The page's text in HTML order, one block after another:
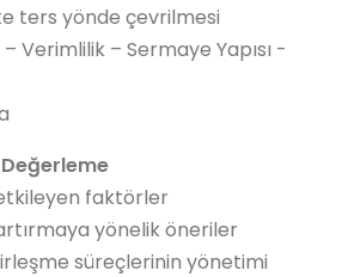
ters yönde çevrilmesi
– Verimlilik – Sermaye Yapısı -
Değerleme
faktörler
yönelik öneriler
süreçlerinin yönetimi